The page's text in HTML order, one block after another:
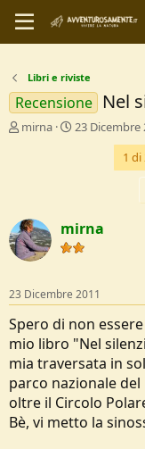
Libri e riviste
Recensione Nel
C
r
e
D
s
c
u
s
s
i
o
n
e
mirna
D
I
n
i
o
23 Dicembre
1 di
mirna
23 Dicembre 2011
Spero di non
mio libro "Nel
mia traversata in
parco nazionale del
oltre il Circolo
Bè, vi metto la